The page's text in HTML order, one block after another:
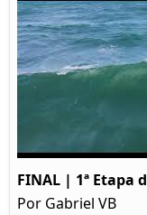
FINAL | 1ª Etapa
Por Gabriel VB